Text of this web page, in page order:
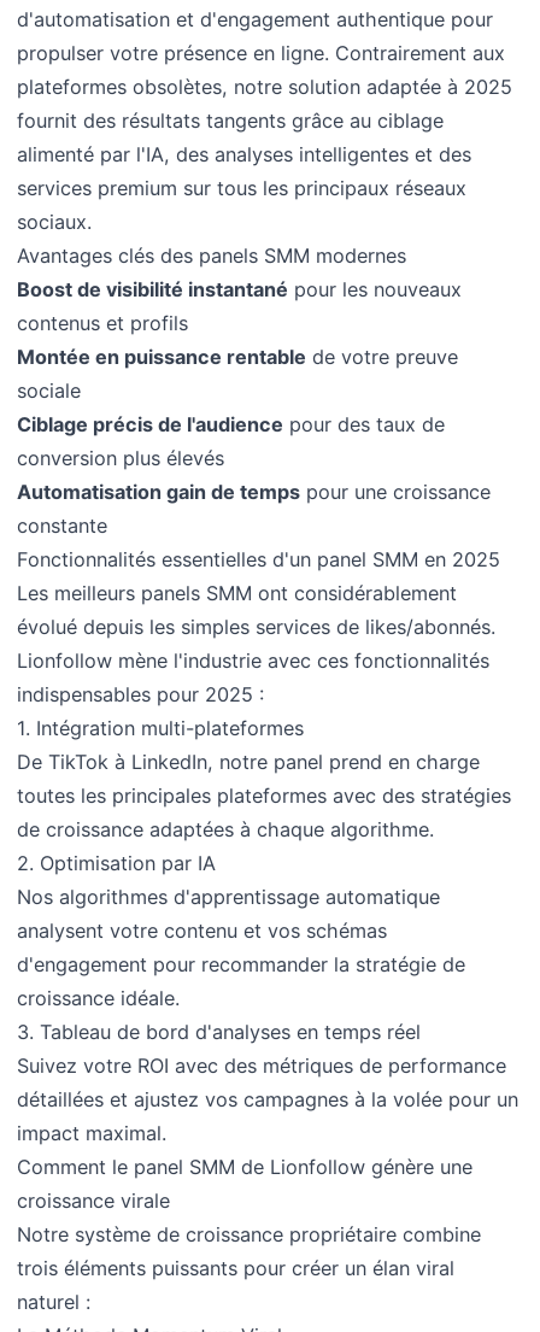
d'automatisation et d'engagement authentique pour
propulser votre présence en ligne. Contrairement aux
plateformes obsolètes, notre solution adaptée à 2025
fournit des résultats tangents grâce au ciblage
alimenté par l'IA, des analyses intelligentes et des
services premium sur tous les principaux réseaux
sociaux.
Avantages clés des panels SMM modernes
Boost de visibilité instantané pour les nouveaux
contenus et profils
Montée en puissance rentable de votre preuve
sociale
Ciblage précis de l'audience pour des taux de
conversion plus élevés
Automatisation gain de temps pour une croissance
constante
Fonctionnalités essentielles d'un panel SMM en 2025
Les meilleurs panels SMM ont considérablement
évolué depuis les simples services de likes/abonnés.
Lionfollow mène l'industrie avec ces fonctionnalités
indispensables pour 2025 :
1. Intégration multi-plateformes
De TikTok à LinkedIn, notre panel prend en charge
toutes les principales plateformes avec des stratégies
de croissance adaptées à chaque algorithme.
2. Optimisation par IA
Nos algorithmes d'apprentissage automatique
analysent votre contenu et vos schémas
d'engagement pour recommander la stratégie de
croissance idéale.
3. Tableau de bord d'analyses en temps réel
Suivez votre ROI avec des métriques de performance
détaillées et ajustez vos campagnes à la volée pour un
impact maximal.
Comment le panel SMM de Lionfollow génère une
croissance virale
Notre système de croissance propriétaire combine
trois éléments puissants pour créer un élan viral
naturel :